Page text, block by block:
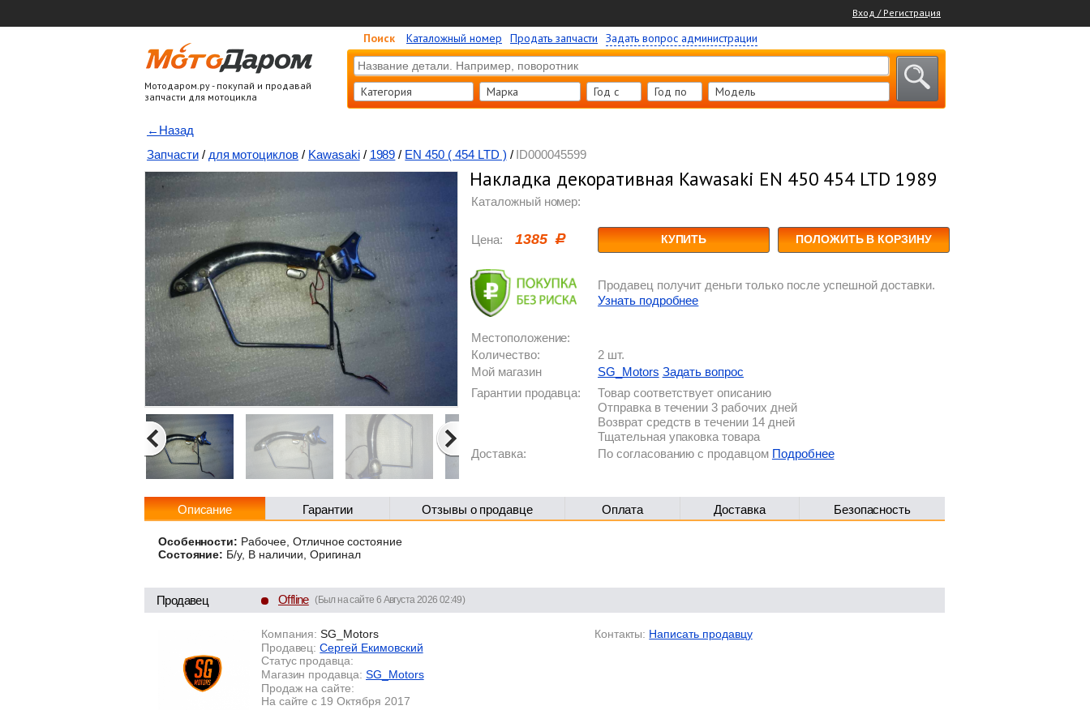
Вход / Регистрация
Мотодаром.ру - покупай и продавай
запчасти для мотоцикла
Поиск Каталожный номер Продать запчасти Задать вопрос администрации
Категория Марка Год c Год по Модель
←Назад
Запчасти / для мотоциклов / Kawasaki / 1989 / EN 450 ( 454 LTD ) / ID000045599
Накладка декоративная Kawasaki EN 450 454 LTD 1989
Каталожный номер:
Цена: 1385 КУПИТЬ ПОЛОЖИТЬ В КОРЗИНУ
Продавец получит деньги только после успешной доставки.
Узнать подробнее
Местоположение:
Количество:
2 шт.
Мой магазин
SG_Motors Задать вопрос
Гарантии продавца:
Товар соответствует описанию
Отправка в течении 3 рабочих дней
Возврат средств в течении 14 дней
Тщательная упаковка товара
Доставка:
По согласованию с продавцом Подробнее
Описание Гарантии Отзывы о продавце Оплата Доставка Безопасность
Особенности: Рабочее, Отличное состояние
Состояние: Б/у, В наличии, Оригинал
Продавец Offline (Был на сайте 6 Августа 2026 02:49)
Компания: SG_Motors
Продавец: Сергей Екимовский
Статус продавца:
Магазин продавца: SG_Motors
Продаж на сайте:
На сайте с 19 Октября 2017
Контакты: Написать продавцу